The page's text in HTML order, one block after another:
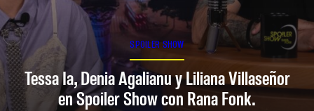
SPOILER SHOW
Tessa Ia, Denia Agalianu y Liliana Villaseñor
en Spoiler Show con Rana Fonk.